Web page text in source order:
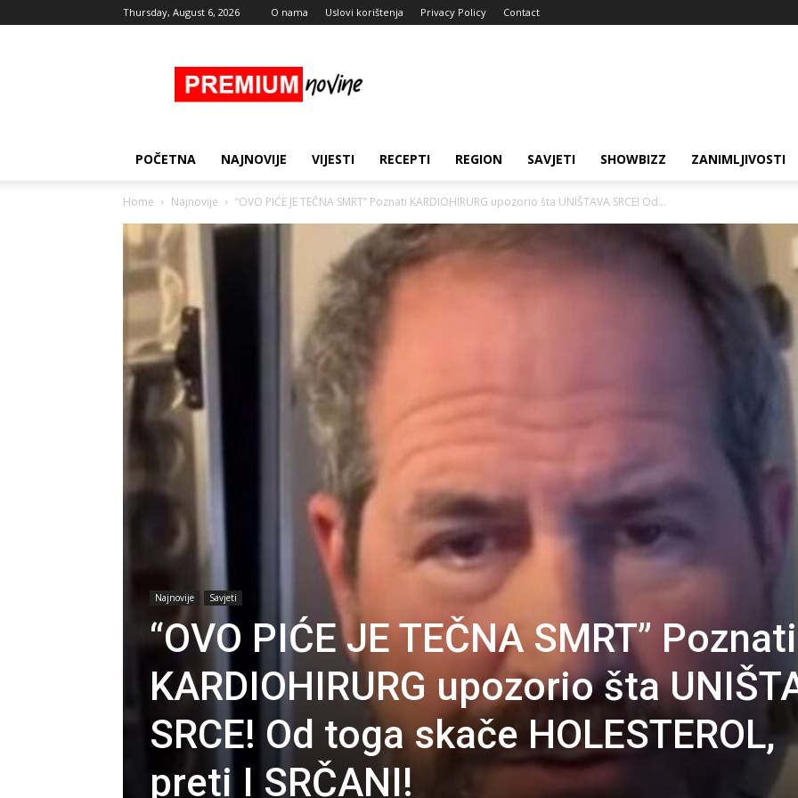
Thursday, August 6, 2026 O nama Uslovi korištenja Privacy Policy Contact
Novine
POČETNA NAJNOVIJE VIJESTI RECEPTI REGION SAVJETI SHOWBIZZ ZANIMLJIVOSTI
Home Najnovije “OVO PIĆE JE TEČNA SMRT” Poznati KARDIOHIRURG upozorio šta UNIŠTAVA SRCE! Od...
Najnovije Savjeti
“OVO PIĆE JE TEČNA SMRT” Poznati
KARDIOHIRURG upozorio šta
SRCE! Od toga skače HOLESTEROL,
preti I SRČANI!